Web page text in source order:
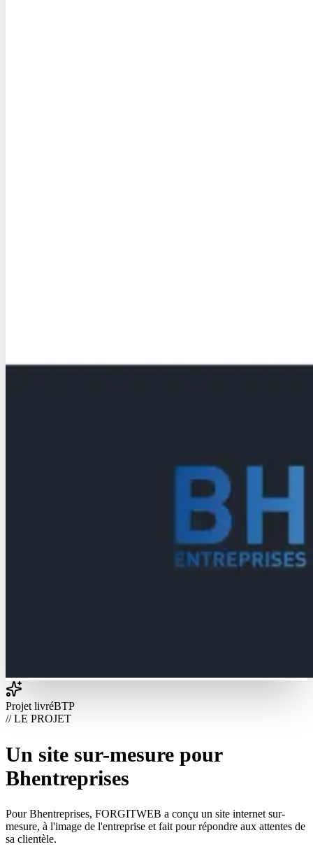
Projet livréBTP
// LE PROJET
Un site sur-mesure pour
Bhentreprises
Pour Bhentreprises, FORGITWEB a conçu un site internet sur-
mesure, à l'image de l'entreprise et fait pour répondre aux attentes de
sa clientèle.